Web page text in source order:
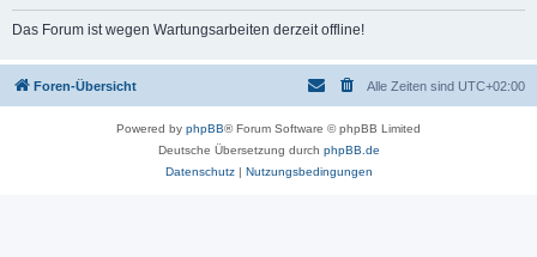
Das Forum ist wegen Wartungsarbeiten derzeit offline!
Foren-Übersicht Alle Zeiten sind UTC+02:00
Powered by phpBB® Forum Software © phpBB Limited
Deutsche Übersetzung durch phpBB.de
Datenschutz| Nutzungsbedingungen